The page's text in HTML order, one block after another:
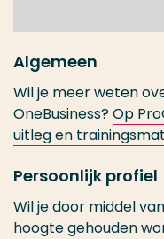
Algemeen
Wil je meer weten
OneBusiness?Op
uitleg en
Persoonlijk profiel
Wil je door middel
hoogte gehouden